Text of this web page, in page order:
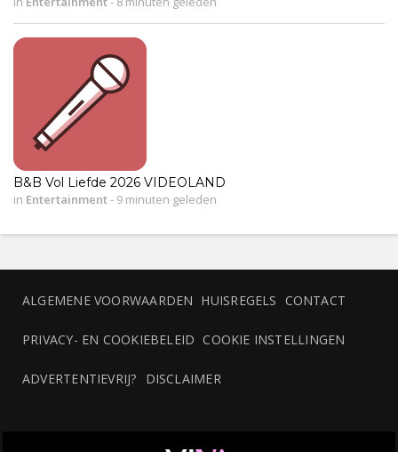
B&B Vol Liefde 2026 VIDEOLAND
in Entertainment- 9 minuten geleden
ALGEMENE VOORWAARDEN HUISREGELS CONTACT
PRIVACY- EN COOKIEBELEID COOKIE INSTELLINGEN
ADVERTENTIEVRIJ? DISCLAIMER